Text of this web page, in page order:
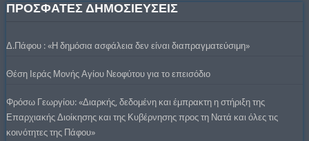
ΠΡΟΣΦΑΤΕΣ ΔΗΜΟΣΙΕΥΣΕΙΣ
Δ.Πάφου : «Η δημόσια ασφάλεια δεν είναι διαπραγματεύσιμη»
Θέση Ιεράς Μονής Αγίου Νεοφύτου για το επεισόδιο
Φρόσω Γεωργίου: «Διαρκής, δεδομένη και έμπρακτη η στήριξη της
Επαρχιακής Διοίκησης και της Κυβέρνησης προς τη Νατά και όλες τις
κοινότητες της Πάφου»